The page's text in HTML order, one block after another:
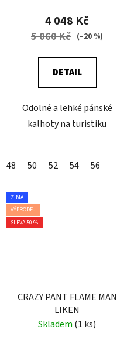
4 048 Kč
5 060 Kč (–20 %)
DETAIL
Odolné a lehké pánské
kalhoty na turistiku
48 50 52 54 56
ZIMA
VÝPRODEJ
SLEVA 50 %
CRAZY PANT FLAME MAN
LIKEN
Skladem (1 ks)